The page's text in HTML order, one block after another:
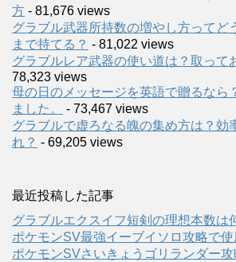
方 - 81,676 views
グラブル武器所持数の増やし方ってど
まで持てる？ - 81,022 views
グラブルレア武器の使い道は？取って
78,323 views
母の日のメッセージを英語で贈るなら
ました。
- 73,467 views
グラブルで虚ろなる魄の集め方は？効
れ？ - 69,205 views
最近投稿した記事
グラブルエクスイフ短剣の理想本数は
ポケモンSV最強イーブイソロ攻略で
ポケモンSVさいきょうゴリランダー